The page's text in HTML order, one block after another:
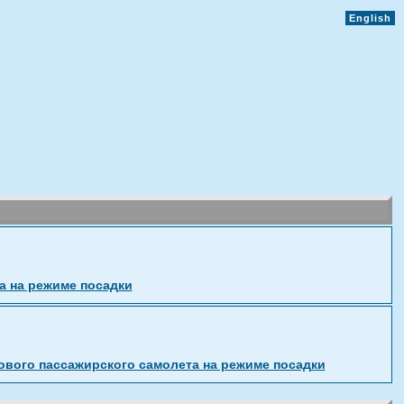
English
на режиме посадки
пассажирского самолета на режиме посадки